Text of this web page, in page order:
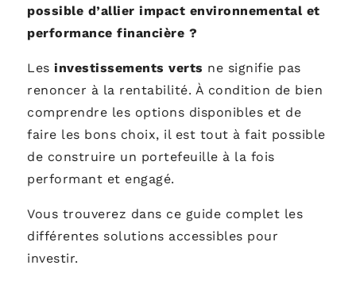
possible d’allier impact environnemental et
performance financière ?
Les investissements verts ne signifie pas
renoncer à la rentabilité. À condition de bien
comprendre les options disponibles et de
faire les bons choix, il est tout à fait possible
de construire un portefeuille à la fois
performant et engagé.
Vous trouverez dans ce guide complet les
différentes solutions accessibles pour
investir.